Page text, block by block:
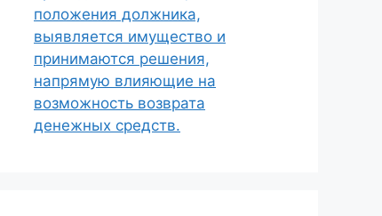
положения должника,
выявляется имущество и
принимаются решения,
напрямую влияющие на
возможность возврата
денежных средств.